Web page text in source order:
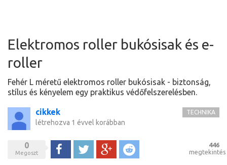
Elektromos roller bukósisak és e-
roller
Fehér L méretű elektromos roller bukósisak - biztonság,
stílus és kényelem egy praktikus védőfelszerelésben.
cikkek
létrehozva 1 évvel korábban
TECHNIKA
0
Megoszt MegosztTweet Google+ Reddit
446
megtekintés